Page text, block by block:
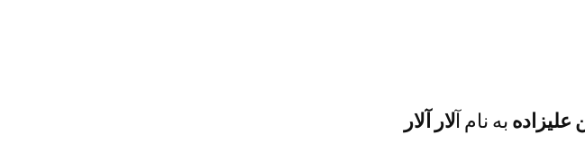
علیزاده به نام آلار آلار